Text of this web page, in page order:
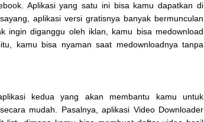
Aplikasi yang satu ini bisa kamu dapatkan di
aplikasi versi gratisnya banyak bermunculan
ingin diganggu oleh iklan, kamu bisa medownload
kamu bisa nyaman saat medownloadnya tanpa
kedua yang akan membantu kamu untuk
mudah. Pasalnya, aplikasi Video Downloader